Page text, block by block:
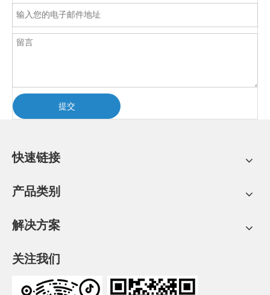
提交
快速链接
产品类别
解决方案
关注我们